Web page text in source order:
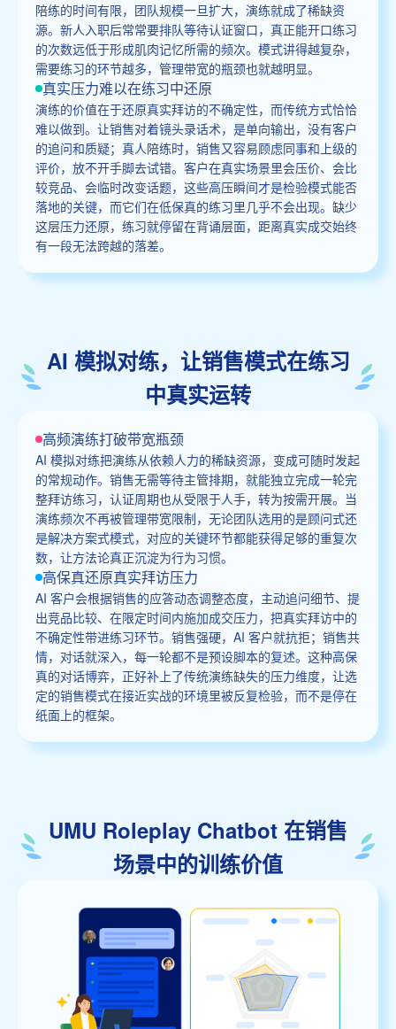
陪练的时间有限，团队规模一旦扩大，演练就成了稀缺资
源。新人入职后常常要排队等待认证窗口，真正能开口练习
的次数远低于形成肌肉记忆所需的频次。模式讲得越复杂，
需要练习的环节越多，管理带宽的瓶颈也就越明显。
真实压力难以在练习中还原
演练的价值在于还原真实拜访的不确定性，而传统方式恰恰
难以做到。让销售对着镜头录话术，是单向输出，没有客户
的追问和质疑；真人陪练时，销售又容易顾虑同事和上级的
评价，放不开手脚去试错。客户在真实场景里会压价、会比
较竞品、会临时改变话题，这些高压瞬间才是检验模式能否
落地的关键，而它们在低保真的练习里几乎不会出现。缺少
这层压力还原，练习就停留在背诵层面，距离真实成交始终
有一段无法跨越的落差。
AI 模拟对练，让销售模式在练习
中真实运转
高频演练打破带宽瓶颈
AI 模拟对练把演练从依赖人力的稀缺资源，变成可随时发起
的常规动作。销售无需等待主管排期，就能独立完成一轮完
整拜访练习，认证周期也从受限于人手，转为按需开展。当
演练频次不再被管理带宽限制，无论团队选用的是顾问式还
是解决方案式模式，对应的关键环节都能获得足够的重复次
数，让方法论真正沉淀为行为习惯。
高保真还原真实拜访压力
AI 客户会根据销售的应答动态调整态度，主动追问细节、提
出竞品比较、在限定时间内施加成交压力，把真实拜访中的
不确定性带进练习环节。销售强硬，AI 客户就抗拒；销售共
情，对话就深入，每一轮都不是预设脚本的复述。这种高保
真的对话博弈，正好补上了传统演练缺失的压力维度，让选
定的销售模式在接近实战的环境里被反复检验，而不是停在
纸面上的框架。
UMU Roleplay Chatbot 在销售
场景中的训练价值